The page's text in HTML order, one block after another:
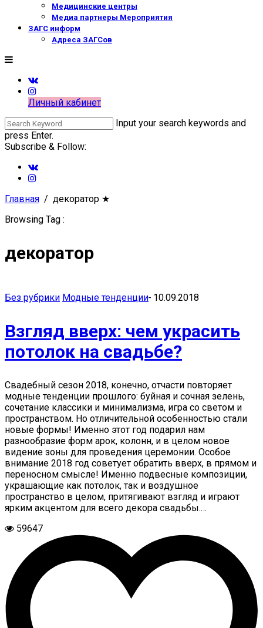
Медицинские центры
Медиа партнеры Мероприятия
ЗАГС информ
Адреса ЗАГСов
Личный кабинет
Input your search keywords and
press Enter.
Subscribe & Follow:
Главная декоратор ★
Browsing Tag :
декоратор
Без рубрики Модные тенденции- 10.09.2018
Взгляд вверх: чем украсить
потолок на свадьбе?
Свадебный сезон 2018, конечно, отчасти повторяет
модные тенденции прошлого: буйная и сочная зелень,
сочетание классики и минимализма, игра со светом и
пространством. Но отличительной особенностью стали
новые формы! Именно этот год подарил нам
разнообразие форм арок, колонн, и в целом новое
видение зоны для проведения церемонии. Особое
внимание 2018 год советует обратить вверх, в прямом и
переносном смысле! Именно подвесные композиции,
украшающие как потолок, так и воздушное
пространство в целом, притягивают взгляд и играют
ярким акцентом для всего декора свадьбы.…
59647